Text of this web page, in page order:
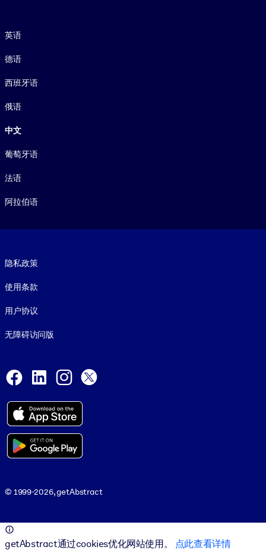
英语
德语
西班牙语
俄语
中文
葡萄牙语
法语
阿拉伯语
隐私政策
使用条款
用户协议
无障碍访问版
Facebook
LinkedInInstagram
© 1999-2026, getAbstract
getAbstract通过cookies优化网站使用。 点此查看详情